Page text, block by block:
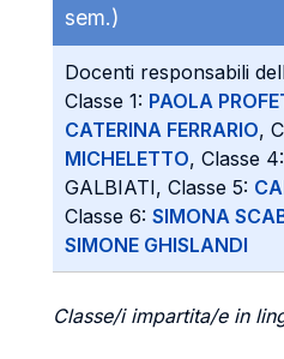
sem.)
Docenti responsabili
Classe 1: PAOLA
CATERINA FERRARIO,
MICHELETTO, Classe
GALBIATI, Classe 5:
Classe 6: SIMONA
SIMONE GHISLANDI
Classe/i impartita/e in